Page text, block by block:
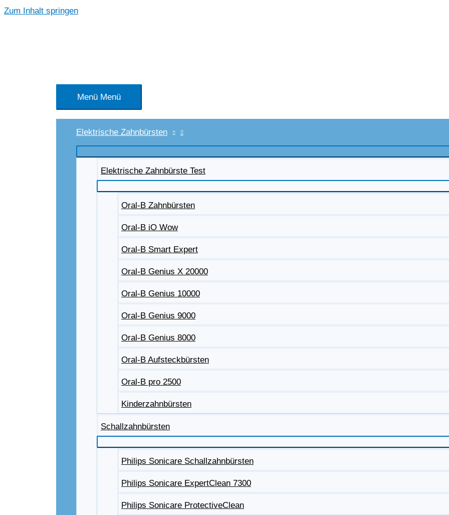
Zum Inhalt springen
Menü Menü
Elektrische Zahnbürsten
Elektrische Zahnbürste Test
Oral-B Zahnbürsten
Oral-B iO Wow
Oral-B Smart Expert
Oral-B Genius X 20000
Oral-B Genius 10000
Oral-B Genius 9000
Oral-B Genius 8000
Oral-B Aufsteckbürsten
Oral-B pro 2500
Kinderzahnbürsten
Schallzahnbürsten
Philips Sonicare Schallzahnbürsten
Philips Sonicare ExpertClean 7300
Philips Sonicare ProtectiveClean